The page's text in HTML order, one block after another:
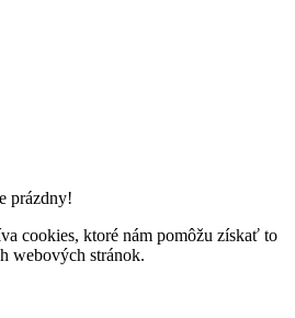
prázdny!
cookies, ktoré nám pomôžu získať to
webových stránok.